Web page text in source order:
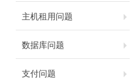
主机租用问题
数据库问题
支付问题